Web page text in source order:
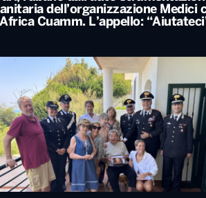
rubano dall’auto strumentazione